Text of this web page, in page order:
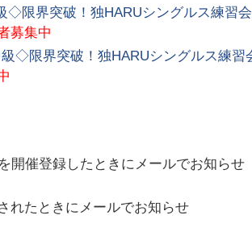
◇限界突破！独HARUシングルス練習
募集中
◇限界突破！独HARUシングルス練習
開催登録したときにメールでお知らせ
れたときにメールでお知らせ